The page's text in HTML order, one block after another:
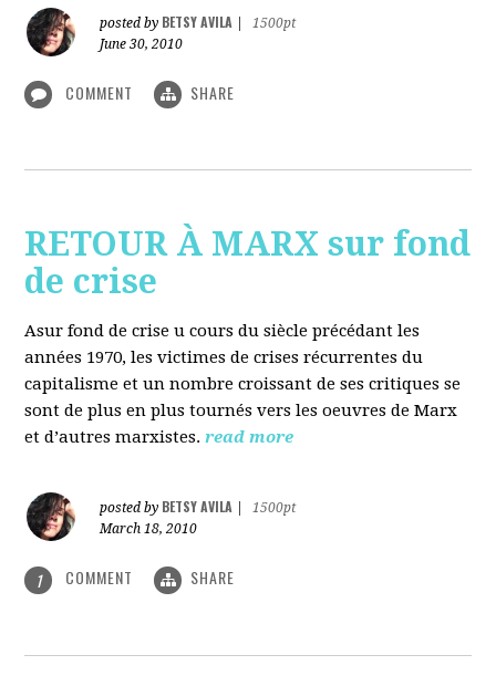
posted by BETSY AVILA
1500pt
June 30, 2010
COMMENT SHARE
RETOUR À MARX sur fond
de crise
Asur fond de crise u cours du siècle précédant les
années 1970, les victimes de crises récurrentes du
capitalisme et un nombre croissant de ses critiques se
sont de plus en plus tournés vers les oeuvres de Marx
et d’autres marxistes. read more
posted by BETSY AVILA
1500pt
March 18, 2010
1 COMMENT SHARE